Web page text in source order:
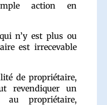
action en
n’y est plus ou
est irrecevable
de propriétaire,
revendiquer un
au propriétaire,